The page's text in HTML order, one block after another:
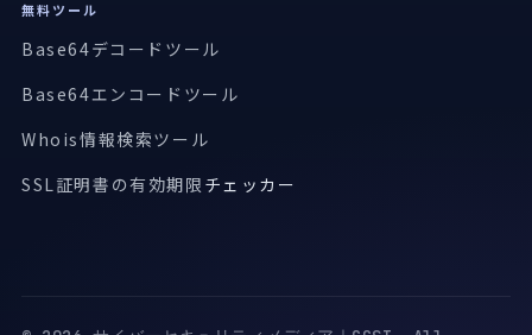
無料ツール
Base64デコードツール
Base64エンコードツール
Whois情報検索ツール
SSL証明書の有効期限 チェッカー